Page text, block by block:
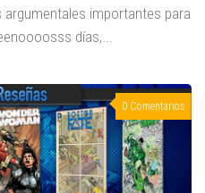
argumentales importantes para
días,...
0 Comentarios